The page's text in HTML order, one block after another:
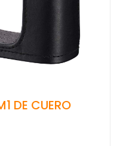
DE CUERO